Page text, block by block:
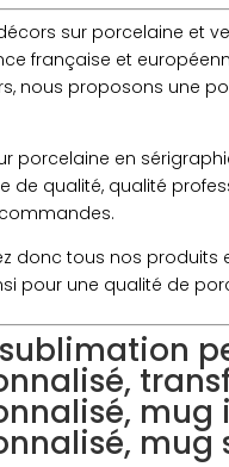
sur porcelaine et
française et
nous proposons une
porcelaine en
de qualité, qualité
donc tous nos produits
pour une qualité de